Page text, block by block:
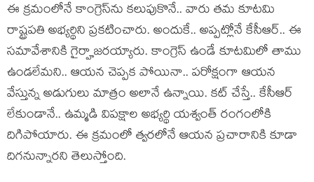
ఈ క్ర‌మంలోనే కాంగ్రెస్‌ను క‌లుపుకొనే.. వారు త‌మ కూట‌మి
రాష్ట్ర‌ప‌తి అభ్య‌ర్థిని ప్ర‌క‌టించారు. అందుకే.. అప్ప‌ట్లోనే కేసీఆర్.. ఈ
స‌మావేశానికి గైర్హాజ‌ర‌య్యారు. కాంగ్రెస్ ఉండే కూట‌మిలో తాము
ఉండ‌లేమ‌ని.. ఆయ‌న చెప్ప‌క పోయినా.. ప‌రోక్షంగా ఆయ‌న
వేస్తున్న అడుగులు మాత్రం అలానే ఉన్నాయి. క‌ట్ చేస్తే.. కేసీఆర్
లేకుండానే.. ఉమ్మ‌డి విప‌క్షాల అభ్య‌ర్థి య‌శ్వంత్ రంగంలోకి
దిగిపోయారు. ఈ క్ర‌మంలో త్వ‌ర‌లోనే ఆయ‌న ప్ర‌చారానికి కూడా
దిగ‌నున్నార‌ని తెలుస్తోంది.